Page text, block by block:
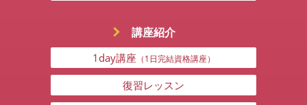
講座紹介
1day講座 （1日完結資格講座）
復習レッスン